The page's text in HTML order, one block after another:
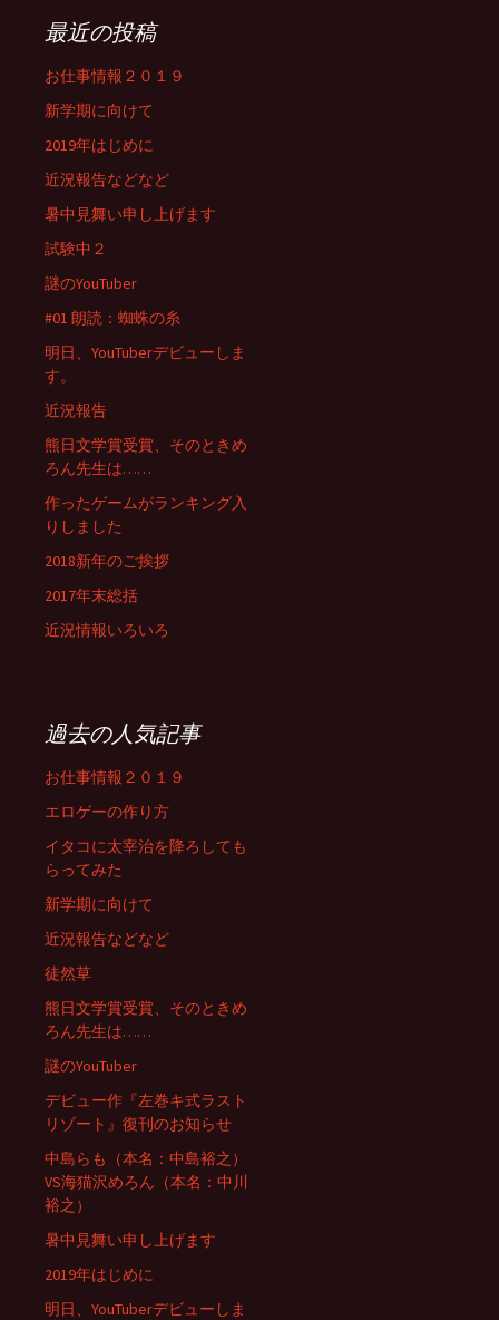
最近の投稿
お仕事情報２０１９
新学期に向けて
2019年はじめに
近況報告などなど
暑中見舞い申し上げます
試験中２
謎のYouTuber
#01 朗読：蜘蛛の糸
明日、YouTuberデビューしま
す。
近況報告
熊日文学賞受賞、そのときめ
ろん先生は……
作ったゲームがランキング入
りしました
2018新年のご挨拶
2017年末総括
近況情報いろいろ
過去の人気記事
お仕事情報２０１９
エロゲーの作り方
イタコに太宰治を降ろしても
らってみた
新学期に向けて
近況報告などなど
徒然草
熊日文学賞受賞、そのときめ
ろん先生は……
謎のYouTuber
デビュー作『左巻キ式ラスト
リゾート』復刊のお知らせ
中島らも（本名：中島裕之）
VS海猫沢めろん（本名：中川
裕之）
暑中見舞い申し上げます
2019年はじめに
明日、YouTuberデビューしま